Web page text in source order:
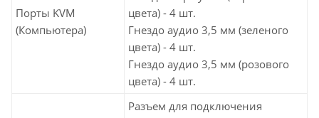
Порты KVM
(Компьютера)
цвета) - 4 шт.
Гнездо аудио 3,5 мм (зеленого
цвета) - 4 шт.
Гнездо аудио 3,5 мм (розового
цвета) - 4 шт.
Разъем для подключения